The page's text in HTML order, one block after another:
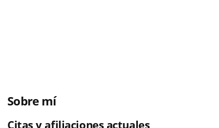
Sobre mí
Citas y afiliaciones actuales